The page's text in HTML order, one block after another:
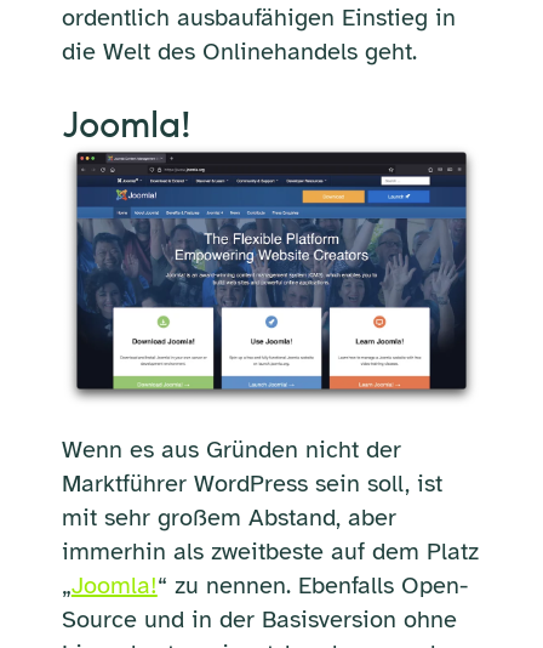
ordentlich ausbaufähigen Einstieg in
die Welt des Onlinehandels geht.
Joomla!
Wenn es aus Gründen nicht der
Marktführer WordPress sein soll, ist
mit sehr großem Abstand, aber
immerhin als zweitbeste auf dem Platz
„Joomla!“ zu nennen. Ebenfalls Open-
Source und in der Basisversion ohne